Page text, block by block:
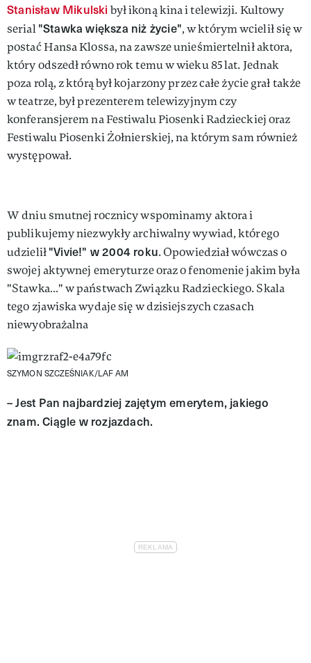
Stanisław Mikulski był ikoną kina i telewizji. Kultowy
serial"Stawka większa niż życie", w którym wcielił się w
postać Hansa Klossa, na zawsze unieśmiertelnił aktora,
który odszedł równo rok temu w wieku 85 lat. Jednak
poza rolą, z którą był kojarzony przez całe życie grał także
w teatrze, był prezenterem telewizyjnym czy
konferansjerem na Festiwalu Piosenki Radzieckiej oraz
Festiwalu Piosenki Żołnierskiej, na którym sam również
występował.
W dniu smutnej rocznicy wspominamy aktora i
publikujemy niezwykły archiwalny wywiad, którego
udzielił"Vivie!" w 2004 roku. Opowiedział wówczas o
swojej aktywnej emeryturze oraz o fenomenie jakim była
"Stawka…" w państwach Związku Radzieckiego. Skala
tego zjawiska wydaje się w dzisiejszych czasach
niewyobrażalna
SZYMON SZCZEŚNIAK/LAF AM
– Jest Pan najbar­dziej zajętym emerytem, jakiego
znam. Ciągle w rozjazdach.